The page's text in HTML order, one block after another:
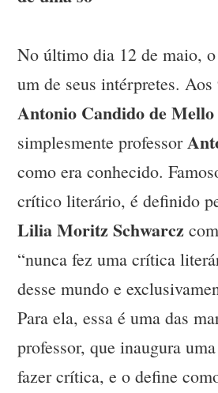
No último dia 12 de maio,
um de seus intérpretes.
Antonio Candido de Mello
simplesmente professor
como era conhecido.
crítico literário, é definido
Lilia Moritz Schwarcz
“nunca fez uma crítica
desse mundo e
Para ela, essa é uma das
professor, que inaugura
fazer crítica, e o define